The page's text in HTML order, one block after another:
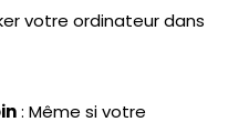
votre ordinateur dans
: Même si votre